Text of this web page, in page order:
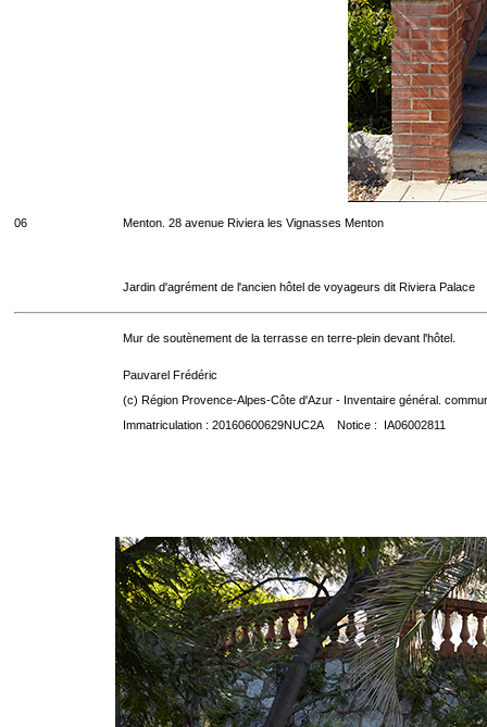
06 Menton. 28 avenue Riviera les Vignasses Menton
Jardin d'agrément de l'ancien hôtel de voyageurs dit Riviera Palace
Mur de soutènement de la terrasse en terre-plein devant l'hôtel.
Pauvarel Frédéric
(c) Région Provence-Alpes-Côte d'Azur - Inventaire général.
Immatriculation : 20160600629NUC2A Notice : IA06002811